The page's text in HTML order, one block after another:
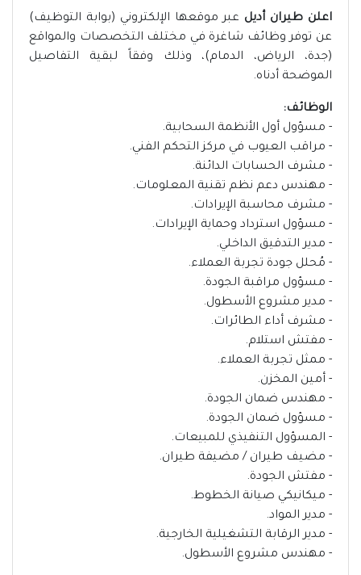
اعلن طيران أديل عبر موقعها الإلكتروني (بوابة التوظيف)
عن توفر وظائف شاغرة في مختلف التخصصات والمواقع
(جدة، الرياض، الدمام)، وذلك وفقاً لبقية التفاصيل
الموضحة أدناه.
الوظائف:
- مسؤول أول الأنظمة السحابية.
- مراقب العيوب في مركز التحكم الفني.
- مشرف الحسابات الدائنة.
- مهندس دعم نظم تقنية المعلومات.
- مشرف محاسبة الإيرادات.
- مسؤول استرداد وحماية الإيرادات.
- مدير التدقيق الداخلي.
- مُحلل جودة تجربة العملاء.
- مسؤول مراقبة الجودة.
- مدير مشروع الأسطول.
- مشرف أداء الطائرات.
- مفتش استلام.
- ممثل تجربة العملاء.
- أمين المخزن.
- مهندس ضمان الجودة.
- مسؤول ضمان الجودة.
- المسؤول التنفيذي للمبيعات.
- مضيف طيران / مضيفة طيران.
- مفتش الجودة.
- ميكانيكي صيانة الخطوط.
- مدير المواد.
- مدير الرقابة التشغيلية الخارجية.
- مهندس مشروع الأسطول.